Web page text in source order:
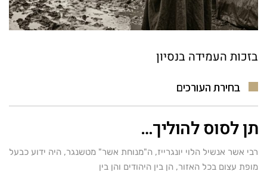
בזכות העמידה בנסיון
בחירת העורכים
תן לסוס להוליך…
רבי אשר אנשיל הלוי יונגרייז, ה"מנוחת אשר" מטשנגר, היה ידוע כבעל
מופת עצום בכל האזור, הן בין היהודים והן בין